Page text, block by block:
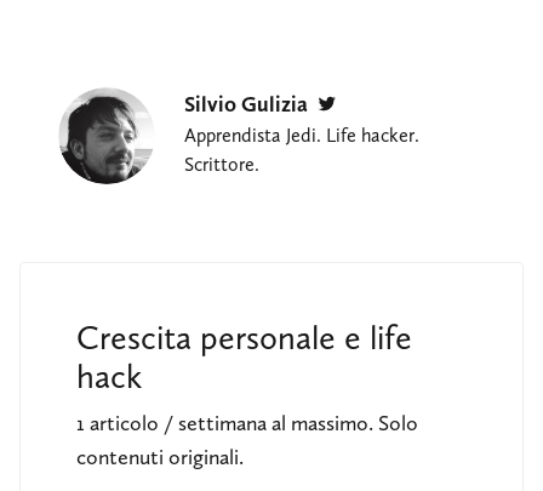
Silvio Gulizia
Apprendista Jedi. Life hacker.
Scrittore.
Crescita personale e life
hack
1 articolo / settimana al massimo. Solo
contenuti originali.